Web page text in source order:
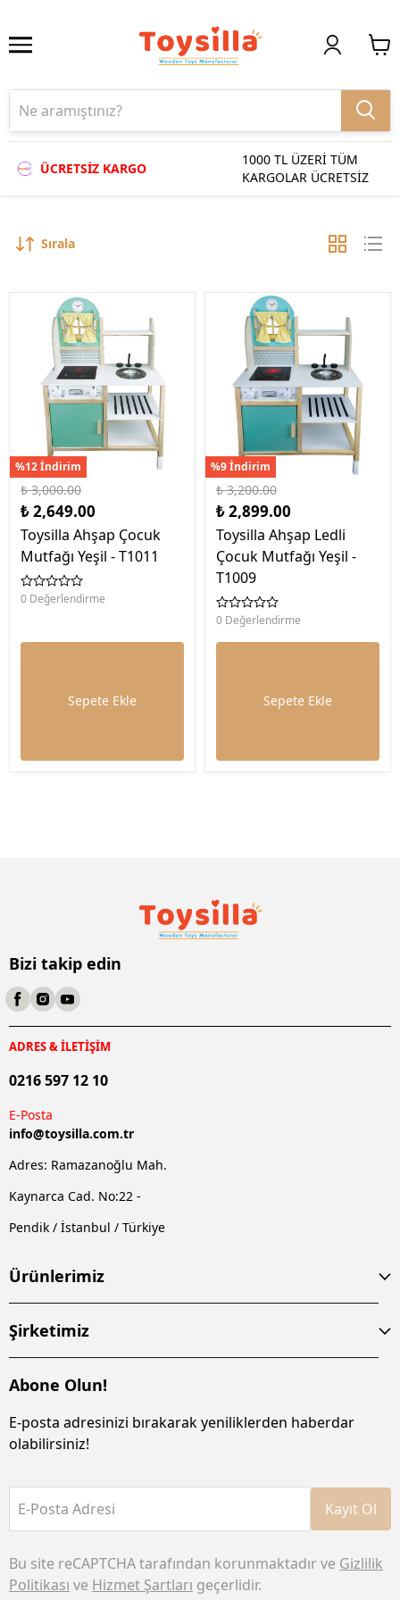
ÜCRETSİZ KARGO
1000 TL ÜZERİ TÜM
KARGOLAR ÜCRETSİZ
Sırala
%12 İndirim
₺ 3,000.00
₺ 2,649.00
Toysilla Ahşap Çocuk
Mutfağı Yeşil - T1011
0 Değerlendirme
Sepete Ekle
%9 İndirim
₺ 3,200.00
₺ 2,899.00
Toysilla Ahşap Ledli
Çocuk Mutfağı Yeşil -
T1009
0 Değerlendirme
Sepete Ekle
Bizi takip edin
ADRES & İLETİŞİM
0216 597 12 10
E-Posta
info@toysilla.com.tr
Adres: Ramazanoğlu Mah.
Kaynarca Cad. No:22 -
Pendik / İstanbul / Türkiye
Ürünlerimiz
Şirketimiz
Abone Olun!
E-posta adresinizi bırakarak yeniliklerden haberdar
olabilirsiniz!
E-Posta Adresi Kayıt Ol
Bu site reCAPTCHA tarafından korunmaktadır ve Gizlilik
Politikası ve Hizmet Şartları geçerlidir.